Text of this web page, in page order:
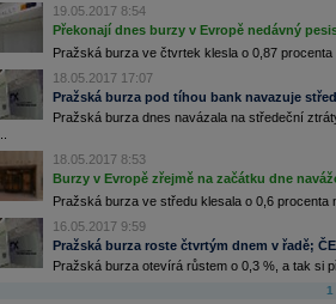
19.05.2017 8:54
Překonají dnes burzy v Evropě nedávný
Pražská burza ve čtvrtek klesla o 0,87 procenta
18.05.2017 17:07
Pražská burza pod tíhou bank navazuje
Pražská burza dnes navázala na středeční
18.05.2017 8:53
Burzy v Evropě zřejmě na začátku dne
Pražská burza ve středu klesala o 0,6 procenta
16.05.2017 9:59
Pražská burza roste čtvrtým dnem v řadě;
Pražská burza otevírá růstem o 0,3 %, a tak si
1